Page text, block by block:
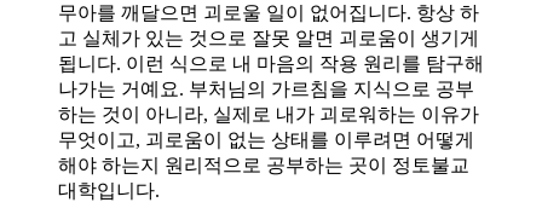
무아를 깨달으면 괴로울 일이 없어집니다. 항상 하
고 실체가 있는 것으로 잘못 알면 괴로움이 생기게
됩니다. 이런 식으로 내 마음의 작용 원리를 탐구해
나가는 거예요. 부처님의 가르침을 지식으로 공부
하는 것이 아니라, 실제로 내가 괴로워하는 이유가
무엇이고, 괴로움이 없는 상태를 이루려면 어떻게
해야 하는지 원리적으로 공부하는 곳이 정토불교
대학입니다.